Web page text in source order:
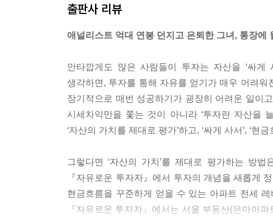
2. 더 좋은 자산이 나타났을 때
우리 부부는 지난 10년 이상 투자하면서 각종 부
매도한 적은 없다. 자산의 상태가 기대 이하이거
폐를 사지 않기 위해서이다.
입지가 좋은(가치 있다고 믿는) 아파트를 보유하
있는지 우열을 가리기 어려울 때, 어떤 자산을 숏
떨까? 만약 아파트를 팔아서(숏) 상가를 산다면(
출판사 리뷰
애널리스트 억대 연봉 던지고 은퇴한 그녀, 통장에
안타깝게도 많은 사람들이 투자는 자산을 ‘싸
생각하면, 투자를 통해 자유를 얻기가 매우 어려
장기적으로 매번 성공하기가 굉장히 어려운 일이
시세차익만을 쫓는 것이 아니라 ‘투자란 자산을
‘자산의 가치를 제대로 평가’하고, ‘싸게 사서’, ‘현
그렇다면 ‘자산의 가치’를 제대로 평가하는 방법
『자유로운 투자자』에서 투자의 개념을 새롭게
현금흐름을 꾸준하게 얻을 수 있는 아파트 전세
『자유로운 투자자』에서는 서울 부동산(은마아